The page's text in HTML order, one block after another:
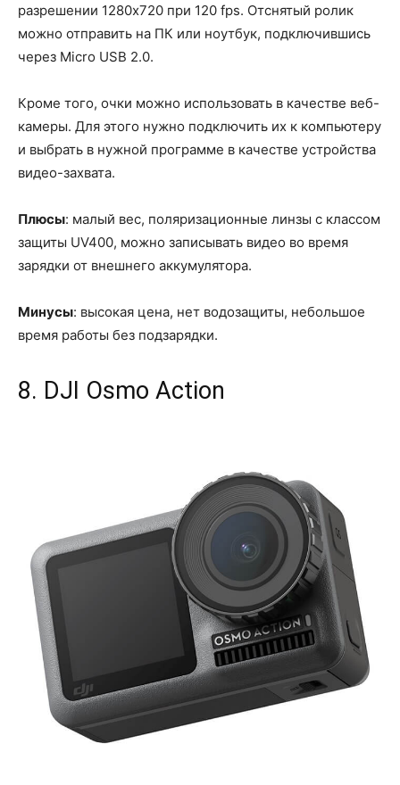
разрешении 1280x720 при 120 fps. Отснятый ролик
можно отправить на ПК или ноутбук, подключившись
через Micro USB 2.0.
Кроме того, очки можно использовать в качестве веб-
камеры. Для этого нужно подключить их к компьютеру
и выбрать в нужной программе в качестве устройства
видео-захвата.
Плюсы: малый вес, поляризационные линзы с классом
защиты UV400, можно записывать видео во время
зарядки от внешнего аккумулятора.
Минусы: высокая цена, нет водозащиты, небольшое
время работы без подзарядки.
8. DJI Osmo Action